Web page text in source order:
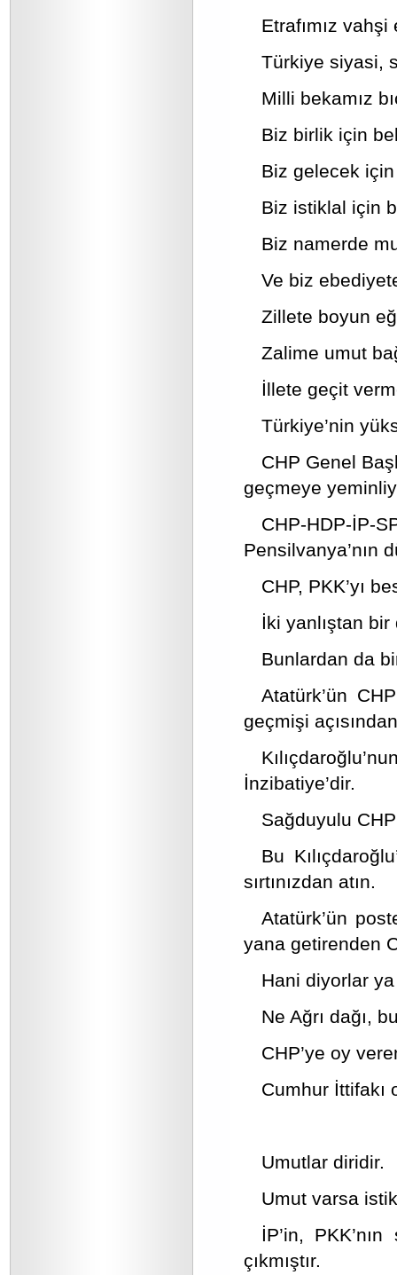
Etrafımız vahşi
Türkiye siyasi,
Milli bekamız
Biz birlik için
Biz gelecek
Biz istiklal için
Biz namerde
Ve biz
Zillete boyun
Zalime umut
İllete geçit
Türkiye’nin
CHP Genel
geçmeye
CHP-HDP-
Pensilvanya’nın
CHP, PKK’yı
İki yanlıştan bir
Bunlardan da
Atatürk’ün
geçmişi
İnzibatiye’dir.
Sağduyulu
Bu
sırtınızdan atın.
Atatürk’ün
yana getirenden
Hani diyorlar ya
Ne Ağrı dağı,
CHP’ye oy
Cumhur İttifakı
Umutlar diridir.
Umut varsa
İP’in,
çıkmıştır.